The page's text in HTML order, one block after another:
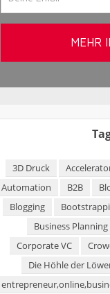
3D Druck
Automation
B2B
Blogging
Business Planning
Corporate VC
Die Höhle der